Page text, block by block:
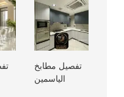
تفصيل مطابخ
الياسمين